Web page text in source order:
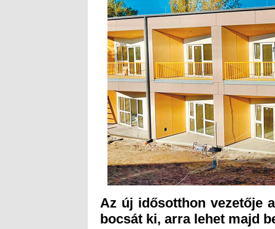
Az új idősotthon vezetője
bocsát ki, arra lehet majd